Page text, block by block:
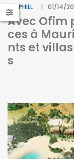
PHILL 01/14/
Avec Ofim
ces à
nts et
s